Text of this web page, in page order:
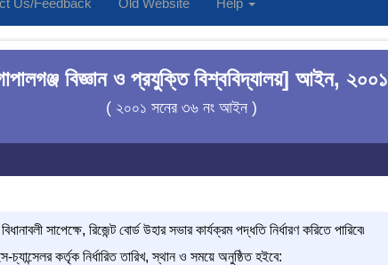
Us/Feedback Old Website Help
বিজ্ঞান ও প্রযুক্তি বিশ্ববিদ্যালয়] আইন, ২০০১
( ২০০১ সনের ৩৬ নং আইন )
সাপেক্ষে, রিজেন্ট বোর্ড উহার সভার কার্যক্রম পদ্ধতি নির্ধারণ করিতে পারিবে৷
চ্যান্সেলর কর্তৃক নির্ধারিত তারিখ, স্থান ও সময়ে অনুষ্ঠিত হইবে: